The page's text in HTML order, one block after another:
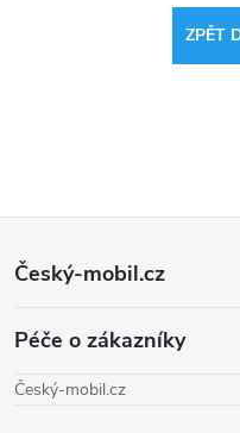
ZPĚT
Z
p
Český-mobil.cz
Péče o zákazníky
Český-mobil.cz